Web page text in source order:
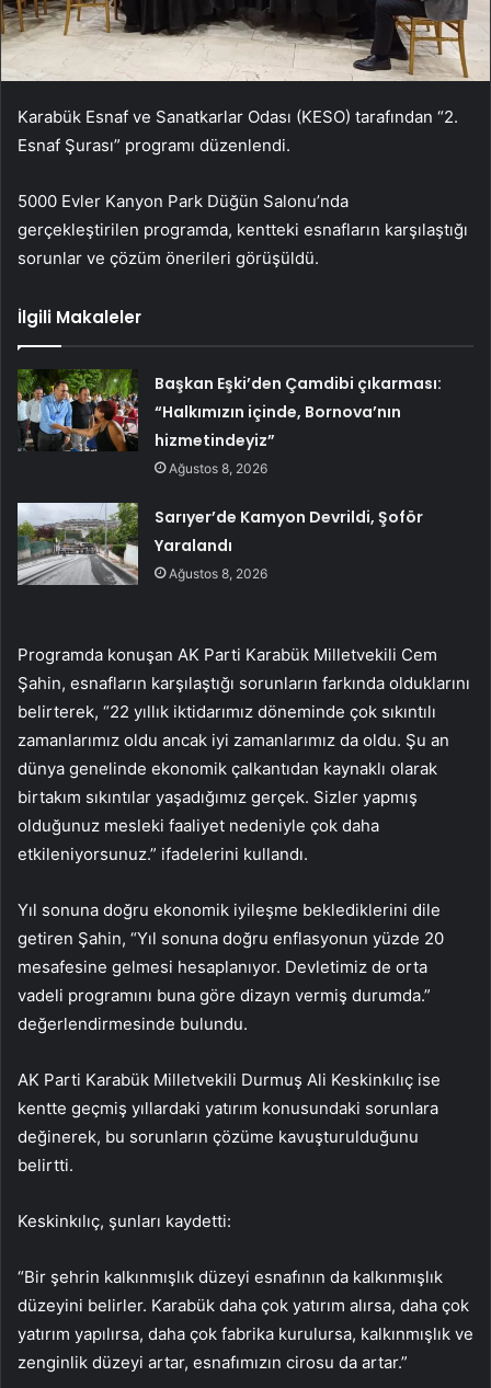
Karabük Esnaf ve Sanatkarlar Odası (KESO) tarafından “2.
Esnaf Şurası” programı düzenlendi.
5000 Evler Kanyon Park Düğün Salonu’nda
gerçekleştirilen programda, kentteki esnafların karşılaştığı
sorunlar ve çözüm önerileri görüşüldü.
İlgili Makaleler
Başkan Eşki’den Çamdibi çıkarması:
“Halkımızın içinde, Bornova’nın
hizmetindeyiz”
Ağustos 8, 2026
Sarıyer’de Kamyon Devrildi, Şoför
Yaralandı
Ağustos 8, 2026
Programda konuşan AK Parti Karabük Milletvekili Cem
Şahin, esnafların karşılaştığı sorunların farkında olduklarını
belirterek, “22 yıllık iktidarımız döneminde çok sıkıntılı
zamanlarımız oldu ancak iyi zamanlarımız da oldu. Şu an
dünya genelinde ekonomik çalkantıdan kaynaklı olarak
birtakım sıkıntılar yaşadığımız gerçek. Sizler yapmış
olduğunuz mesleki faaliyet nedeniyle çok daha
etkileniyorsunuz.” ifadelerini kullandı.
Yıl sonuna doğru ekonomik iyileşme beklediklerini dile
getiren Şahin, “Yıl sonuna doğru enflasyonun yüzde 20
mesafesine gelmesi hesaplanıyor. Devletimiz de orta
vadeli programını buna göre dizayn vermiş durumda.”
değerlendirmesinde bulundu.
AK Parti Karabük Milletvekili Durmuş Ali Keskinkılıç ise
kentte geçmiş yıllardaki yatırım konusundaki sorunlara
değinerek, bu sorunların çözüme kavuşturulduğunu
belirtti.
Keskinkılıç, şunları kaydetti:
“Bir şehrin kalkınmışlık düzeyi esnafının da kalkınmışlık
düzeyini belirler. Karabük daha çok yatırım alırsa, daha çok
yatırım yapılırsa, daha çok fabrika kurulursa, kalkınmışlık ve
zenginlik düzeyi artar, esnafımızın cirosu da artar.”